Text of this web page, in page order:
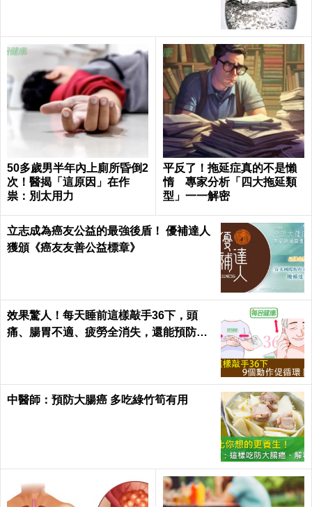
50多歲男半年內上廁所昏倒2
次！醫揭「這原因」在作
祟：別太用力
平反了！拖延症真的不是懶
惰 專家分析「四大拖延類
型」一一解密
立志成為癌友公益的最強後盾！ 優補達人
獲頒《癌友友善公益標章》
效果驚人！每天睡前這樣敲手36下，頭
痛、腸胃不適、疲勞全消失，還能預防腦
中醫師：預防大腸癌 多吃綠竹筍有用